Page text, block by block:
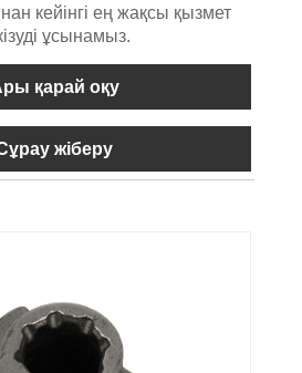
кейінгі ең жақсы қызмет
ұсынамыз.
қарай оқу
жіберу